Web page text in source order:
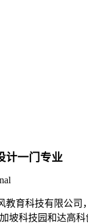
计一门专业
教育科技有限公
坡科技园和达高